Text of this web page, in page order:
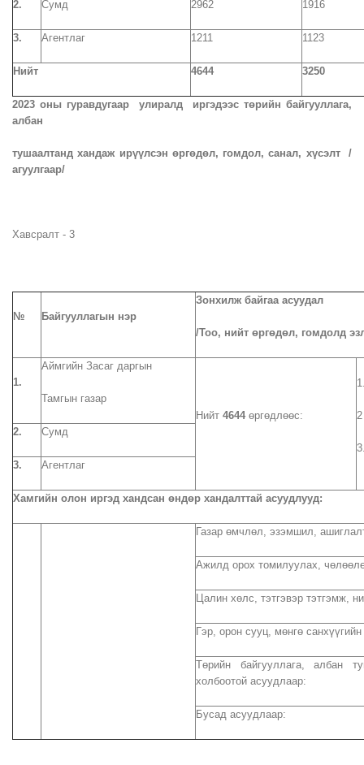
2. Сумд 2962 1916
3. Агентлаг 1211 1123
Нийт 4644 3250
2023 оны гуравдугаар улиралд иргэдээс төрийн байгууллага,
албан
тушаалтанд хандаж ирүүлсэн өргөдөл, гомдол, санал, хүсэлт /
агуулгаар/
Хавсралт - 3
№ Байгууллагын нэр
Зонхилж байгаа асуудал
/Тоо, нийт өргөдөл, гомдолд
1.
Аймгийн Засаг даргын
Тамгын газар
Нийт 4644 өргөдлөөс:
2. Сумд
3. Агентлаг
Хамгийн олон иргэд хандсан өндөр хандалттай асуудлууд:
Газар өмчлөл, эзэмшил,
Ажилд орох томилуулах,
Цалин хөлс, тэтгэвэр тэтгэмж,
Гэр, орон сууц, мөнгө
Төрийн байгууллага, албан
холбоотой асуудлаар:
Бусад асуудлаар: